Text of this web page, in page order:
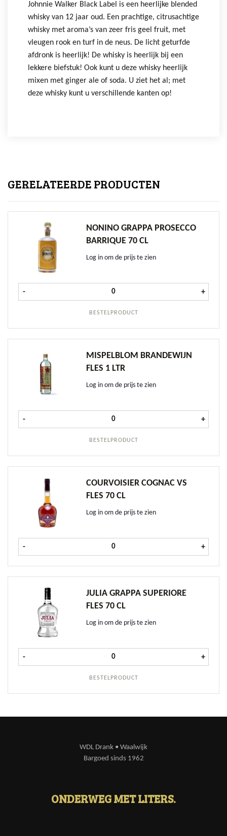
Johnnie Walker Black Label is een heerlijke blended
whisky van 12 jaar oud. Een prachtige, citrusachtige
whisky met aroma’s van zeer fris geel fruit, met
vleugen rook en turf in de neus. De licht geturfde
afdronk is heerlijk! De whisky is heerlijk bij een
lekkere biefstuk! Ook kunt u deze whisky heerlijk
mixen met ginger ale of soda. U ziet het al; met
deze whisky kunt u verschillende kanten op!
GERELATEERDE PRODUCTEN
NONINO GRAPPA PROSECCO
BARRIQUE 70 CL
Log in om de prijs te zien
BESTELPRODUCT
- Nonino Grappa Prosecco Barrique
+
MISPELBLOM BRANDEWIJN
FLES 1 LTR
Log in om de prijs te zien
BESTELPRODUCT
- Mispelblom Brandewijn fles 1 ltr
+
COURVOISIER COGNAC VS
FLES 70 CL
Log in om de prijs te zien
- Courvoisier Cognac VS fles 70 cl
+
JULIA GRAPPA SUPERIORE
FLES 70 CL
Log in om de prijs te zien
BESTELPRODUCT
- Julia Grappa Superiore fles 70 cl
+
WDL Drank • Waalwijk
Bargoed sinds 1962
ONDERWEG MET LITERS.